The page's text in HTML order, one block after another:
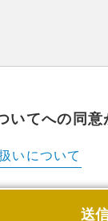
てへの同意
いについて